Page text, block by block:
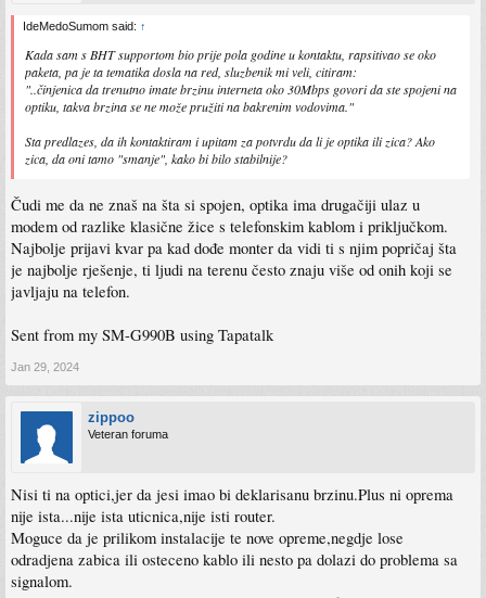
IdeMedoSumom said: ↑
Kada sam s BHT supportom bio prije pola godine u kontaktu, rapsitivao se oko
paketa, pa je ta tematika dosla na red, sluzbenik mi veli, citiram:
"..činjenica da trenutno imate brzinu interneta oko 30Mbps govori da ste spojeni na
optiku, takva brzina se ne može pružiti na bakrenim vodovima."
Sta predlazes, da ih kontaktiram i upitam za potvrdu da li je optika ili zica? Ako
zica, da oni tamo "smanje", kako bi bilo stabilnije?
Čudi me da ne znaš na šta si spojen, optika ima drugačiji ulaz u
modem od razlike klasične žice s telefonskim kablom i priključkom.
Najbolje prijavi kvar pa kad dođe monter da vidi ti s njim popričaj šta
je najbolje rješenje, ti ljudi na terenu često znaju više od onih koji se
javljaju na telefon.
Sent from my SM-G990B using Tapatalk
Jan 29, 2024
zippoo
Veteran foruma
Nisi ti na optici,jer da jesi imao bi deklarisanu brzinu.Plus ni oprema
nije ista...nije ista uticnica,nije isti router.
Moguce da je prilikom instalacije te nove opreme,negdje lose
odradjena zabica ili osteceno kablo ili nesto pa dolazi do problema sa
signalom.